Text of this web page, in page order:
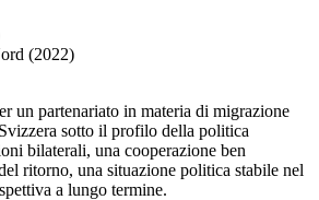
(2022)
un partenariato in materia di migrazione
sotto il profilo della politica
bilaterali, una cooperazione ben
ritorno, una situazione politica stabile nel
a lungo termine.